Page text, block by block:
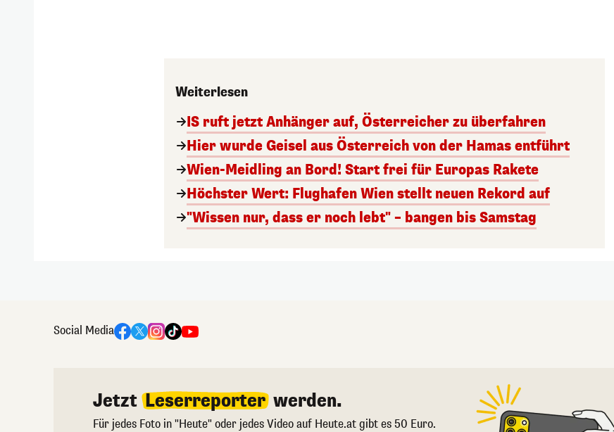
Weiterlesen
IS ruft jetzt Anhänger auf, Österreicher zu überfahren
Hier wurde Geisel aus Österreich von der Hamas entführt
Wien-Meidling an Bord! Start frei für Europas Rakete
Höchster Wert: Flughafen Wien stellt neuen Rekord auf
"Wissen nur, dass er noch lebt" – bangen bis Samstag
Social Media
Jetzt Leserreporter werden.
Für jedes Foto in "Heute" oder jedes Video auf Heute.at gibt es 50 Euro.